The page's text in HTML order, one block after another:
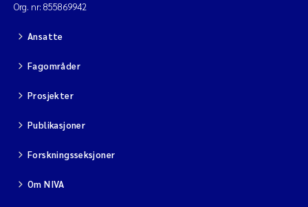
Org. nr: 855869942
Ansatte
Fagområder
Prosjekter
Publikasjoner
Forskningsseksjoner
Om NIVA